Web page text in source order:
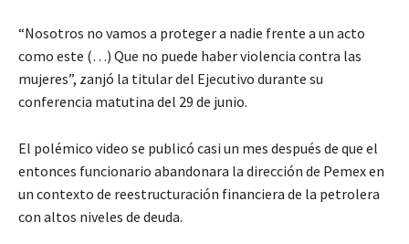
“Nosotros no vamos a proteger a nadie frente a un acto
como este (…) Que no puede haber violencia contra las
mujeres”, zanjó la titular del Ejecutivo durante su
conferencia matutina del 29 de junio.
El polémico video se publicó casi un mes después de que el
entonces funcionario abandonara la dirección de Pemex en
un contexto de reestructuración financiera de la petrolera
con altos niveles de deuda.